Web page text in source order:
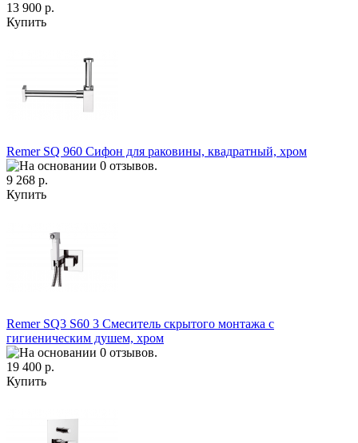
13 900 р.
Купить
Remer SQ 960 Сифон для раковины, квадратный, хром
9 268 р.
Купить
Remer SQ3 S60 3 Смеситель скрытого монтажа с
гигиеническим душем, хром
19 400 р.
Купить